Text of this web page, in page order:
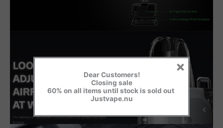
Dear Customers!
Closing sale
60% on all items until stock is sold out
Justvape.nu
×